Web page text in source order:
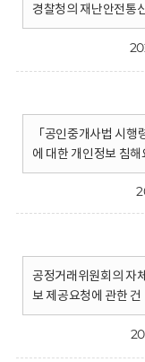
경찰청의 재난안전통
「공인중개사법 시
에 대한 개인정보 침해
공정거래위원회의 자
보 제공요청에 관한 건